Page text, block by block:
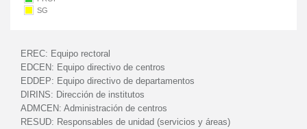
SG
EREC: Equipo rectoral
EDCEN: Equipo directivo de centros
EDDEP: Equipo directivo de departamentos
DIRINS: Dirección de institutos
ADMCEN: Administración de centros
RESUD: Responsables de unidad (servicios y áreas)